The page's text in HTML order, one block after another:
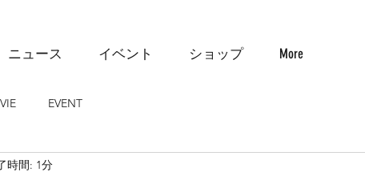
ニュース イベント ショップ More
EVENT
時間: 1分